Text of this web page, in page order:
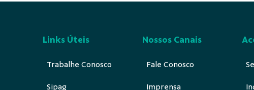
Links Úteis
Trabalhe Conosco
Sipag
Nossos Canais
Fale Conosco
Imprensa